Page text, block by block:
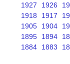
1927
1926
1918
1917
1905
1904
1895
1894
1884
1883